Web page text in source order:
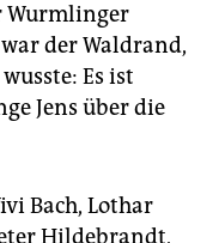
Wurmlinger
der Waldrand,
Es ist
Jens über die
Bach, Lothar
Hildebrandt,